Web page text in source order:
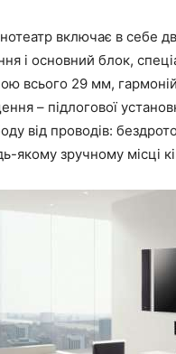
включає в себе
і основний блок,
всього 29 мм,
– підлогової
від проводів:
якому зручному місці